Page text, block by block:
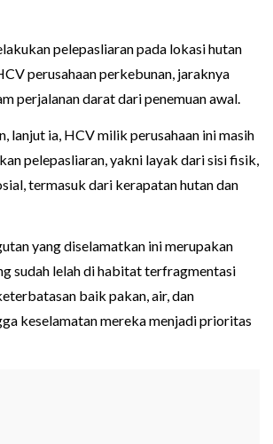
pelepasliaran pada lokasi hutan
perusahaan perkebunan, jaraknya
perjalanan darat dari penemuan awal.
lanjut ia, HCV milik perusahaan ini masih
pelepasliaran, yakni layak dari sisi fisik,
termasuk dari kerapatan hutan dan
yang diselamatkan ini merupakan
sudah lelah di habitat terfragmentasi
baik pakan, air, dan
keselamatan mereka menjadi prioritas